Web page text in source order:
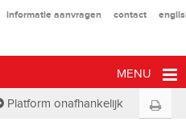
informatie aanvragen contact
MENU
Platform onafhankelijk